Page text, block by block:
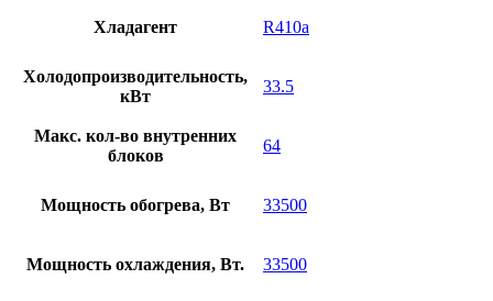
Хладагент R410a
Холодопроизводительность,
кВт
33.5
Макс. кол-во внутренних
блоков
64
Мощность обогрева, Вт 33500
Мощность охлаждения, Вт. 33500